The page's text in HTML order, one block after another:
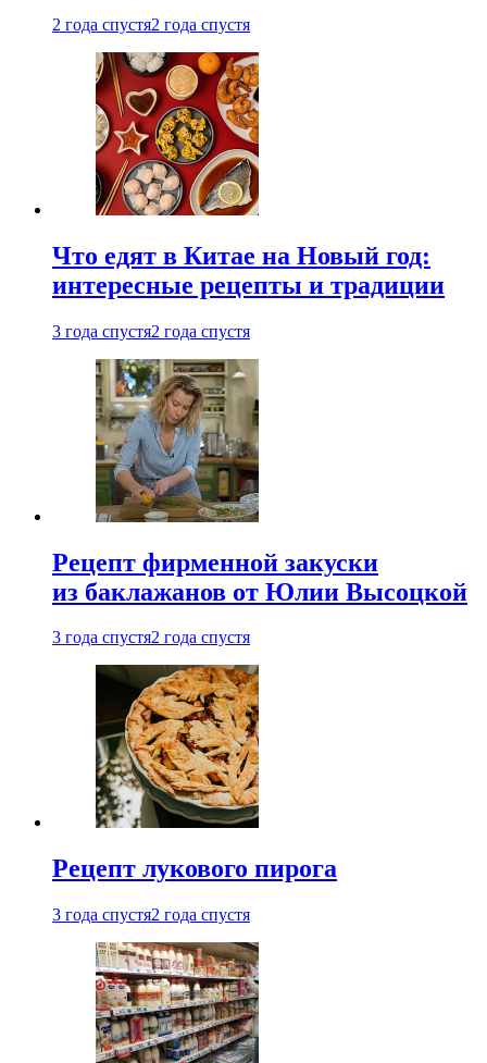
2 года спустя2 года спустя
Что едят в Китае на Новый год:
интересные рецепты и традиции
3 года спустя2 года спустя
Рецепт фирменной закуски
из баклажанов от Юлии Высоцкой
3 года спустя2 года спустя
Рецепт лукового пирога
3 года спустя2 года спустя